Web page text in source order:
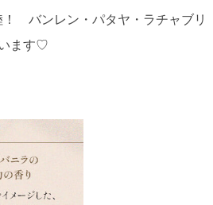
！ バンレン・パタヤ・ラチャブリ
ます♡